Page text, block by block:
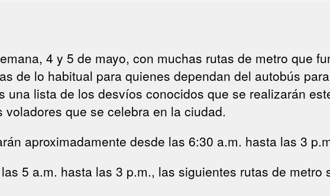
4 y 5 de mayo, con muchas rutas de metro que
de lo habitual para quienes dependan del autobús
lista de los desvíos conocidos que se realizarán
que se celebra en la ciudad.
aproximadamente desde las 6:30 a.m. hasta las 3
5 a.m. hasta las 3 p.m., las siguientes rutas de metro